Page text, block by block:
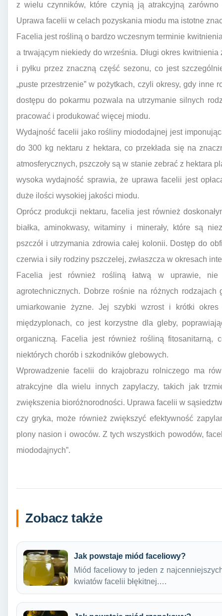
z wielu czynników, które czynią ją atrakcyjną
Uprawa facelii w celach pozyskania miodu ma istotne
Facelia jest rośliną o bardzo wczesnym terminie
a trwającym niekiedy do września. Długi okres kwitnienia
i pyłku przez znaczną część sezonu, co jest
„puste przestrzenie” w pożytkach, czyli okresy, gdy inne
dostępu do pokarmu pozwala na utrzymanie silnych
pracować i produkować więcej miodu.
Wydajność facelii jako rośliny miododajnej jest
do 300 kg nektaru z hektara, co przekłada się na
atmosferycznych, pszczoły są w stanie zebrać z hektara
wysoka wydajność sprawia, że uprawa facelii jest
duże ilości wysokiej jakości miodu.
Oprócz produkcji nektaru, facelia jest również
białka, aminokwasy, witaminy i minerały, które są
pszczół i utrzymania zdrowia całej kolonii. Dostęp do
czerwia i siły rodziny pszczelej, zwłaszcza w okresach
Facelia jest również rośliną łatwą w uprawie, nie
agrotechnicznych. Dobrze rośnie na różnych
umiarkowanie żyzne. Jej szybki wzrost i krótki
międzyplonach, co jest korzystne dla gleby,
organiczną. Facelia jest również rośliną fitosanitarną,
niektórych chorób i szkodników glebowych.
Wprowadzenie facelii do krajobrazu rolniczego ma
atrakcyjne dla wielu innych zapylaczy, takich jak
zwiększenia bioróżnorodności. Uprawa facelii w
czy gryka, może również zwiększyć efektywność
plony nasion i owoców. Z tych wszystkich powodów,
miododajnych”.
Zobacz także
Jak powstaje miód faceliowy?
Miód faceliowy to jeden z
kwiatów facelii błękitnej.…